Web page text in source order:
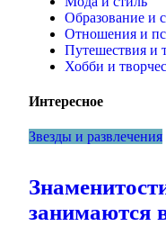
Образование и
Отношения и
Путешествия и
Хобби и
Интересное
Звезды и развлечения
занимаются